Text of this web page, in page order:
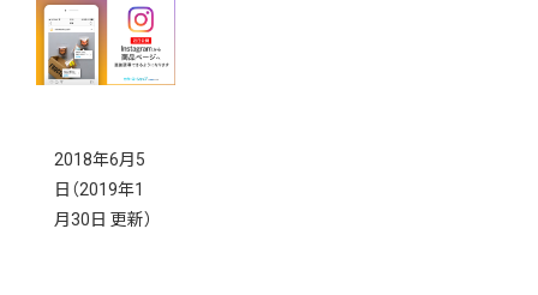
ーミーショッ
プ大賞2018」
2018年6月5
日 （2019年1
月30日 更新）